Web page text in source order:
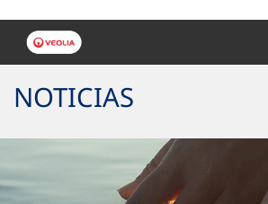
NOTICIAS